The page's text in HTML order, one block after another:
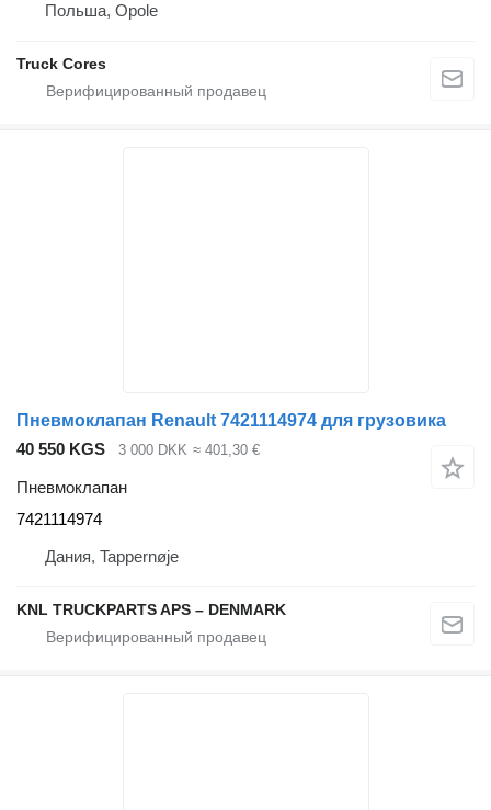
Польша, Opole
Truck Cores
Пневмоклапан Renault 7421114974 для грузовика
40 550 KGS
3 000 DKK ≈ 401,30 €
Пневмоклапан
7421114974
Дания, Tappernøje
KNL TRUCKPARTS APS – DENMARK